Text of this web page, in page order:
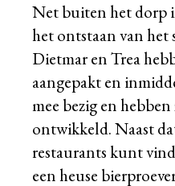
Net buiten het dorp
het ontstaan van het
Dietmar en Trea
aangepakt en
mee bezig en
ontwikkeld. Naast
restaurants kunt
een heuse